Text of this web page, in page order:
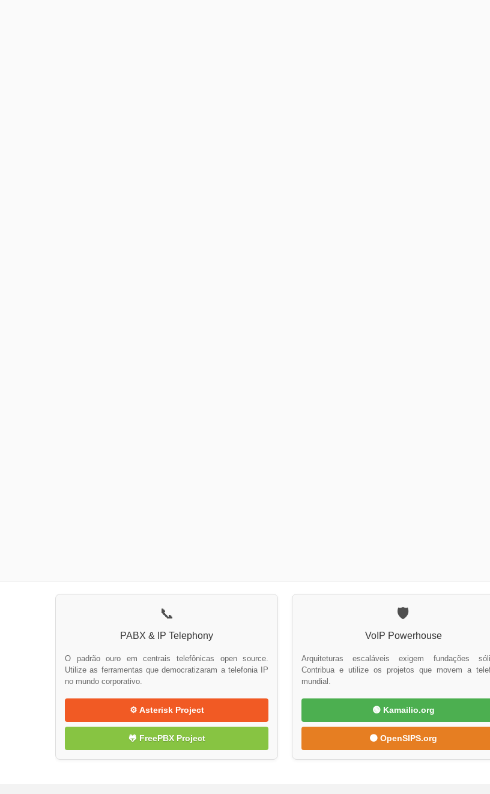
📞
PABX & IP Telephony
O padrão ouro em centrais telefônicas open source.
Utilize as ferramentas que democratizaram a telefonia IP
no mundo corporativo.
⚙️ Asterisk Project
🐸 FreePBX Project
🛡️
VoIP Powerhouse
Arquiteturas escaláveis exigem fundações
Contribua e utilize os projetos que movem a
mundial.
🟢 Kamailio.org
🟠 OpenSIPS.org